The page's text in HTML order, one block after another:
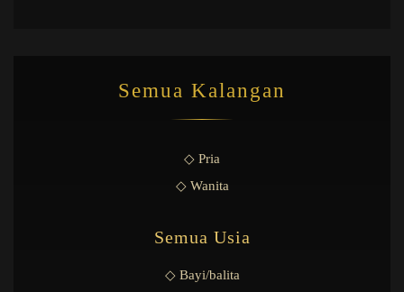
Semua Kalangan
◇ Pria
◇ Wanita
Semua Usia
◇ Bayi/balita